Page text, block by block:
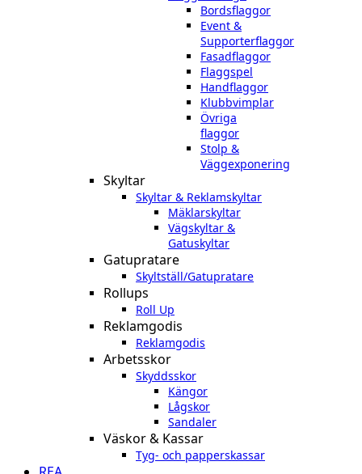
Bordsflaggor
Event &
Supporterflaggor
Fasadflaggor
Flaggspel
Handflaggor
Klubbvimplar
Övriga
flaggor
Stolp &
Väggexponering
Skyltar
Skyltar & Reklamskyltar
Mäklarskyltar
Vägskyltar &
Gatuskyltar
Gatupratare
Skyltställ/Gatupratare
Rollups
Roll Up
Reklamgodis
Reklamgodis
Arbetsskor
Skyddsskor
Kängor
Lågskor
Sandaler
Väskor & Kassar
Tyg- och papperskassar